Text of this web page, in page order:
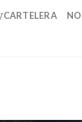
CARTELERA